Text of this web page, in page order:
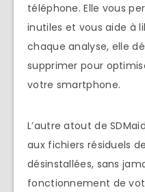
téléphone. Elle vous
inutiles et vous aide à
chaque analyse, elle
supprimer pour
votre smartphone.
L’autre atout de
aux fichiers résiduels
désinstallées, sans
fonctionnement de